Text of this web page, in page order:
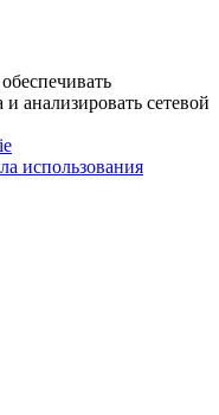
анализировать сетевой
использования